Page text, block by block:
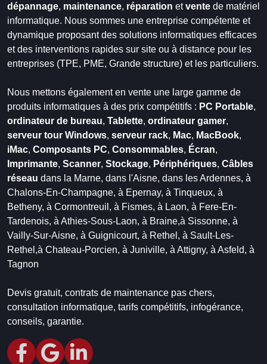
dépannage, maintenance, réparation etvente de matériel
informatique. Nous sommes une entreprise compétente et
dynamique proposant des solutions informatiques efficaces
et des interventions rapides sur site ou à distance pour les
entreprises (TPE, PME, Grande structure) et les particuliers.
Nous mettons également en vente une large gamme de
produits informatiques à des prix compétitifs : PC Portable,
ordinateur de bureau, Tablette, ordinateur gamer,
serveur tour Windows, serveur rack, Mac, MacBook,
iMac, Composants PC, Consommables, Écran,
Imprimante, Scanner, Stockage, Périphériques, Câbles
réseau dans la Marne, dans l'Aisne, dans les Ardennes, à
Chalons-En-Champagne, à Epernay, à Tinqueux, à
Betheny, à Cormontreuil, à Fismes, à Laon, à Fere-En-
Tardenois, à Athies-Sous-Laon, à Braine,à Sissonne, à
Vailly-Sur-Aisne, à Guignicourt, à Rethel, à Sault-Les-
Rethel,à Chateau-Porcien, à Juniville, à Attigny, à Asfeld, à
Tagnon
Devis gratuit, contrats de maintenance pas chers,
consultation informatique, tarifs compétitifs, infogérance,
conseils, garantie.